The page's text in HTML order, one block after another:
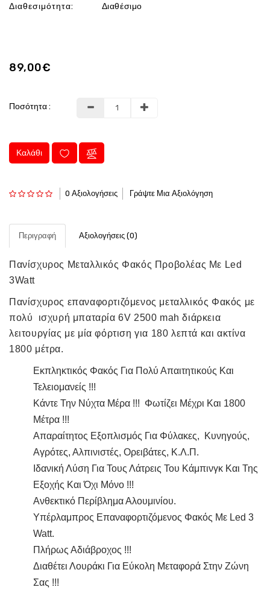
Διαθεσιμότητα:
Διαθέσιμο
89,00€
Ποσότητα :
Καλάθι
0 Αξιολογήσεις Γράψτε Μια Αξιολόγηση
Περιγραφή Αξιολογήσεις (0)
Πανίσχυρος Μεταλλικός Φακός Προβολέας Με Led
3Watt
Πανίσχυρος επαναφορτιζόμενος μεταλλικός Φακός με
πολύ ισχυρή μπαταρία 6V 2500 mah διάρκεια
λειτουργίας με μία φόρτιση για 180 λεπτά και ακτίνα
1800 μέτρα.
Εκπληκτικός Φακός Για Πολύ Απαιτητικούς Και
Τελειομανείς !!!
Κάντε Την Νύχτα Μέρα !!! Φωτίζει Μέχρι Και 1800
Μέτρα !!!
Απαραίτητος Εξοπλισμός Για Φύλακες, Κυνηγούς,
Αγρότες, Αλπινιστές, Ορειβάτες, Κ.λ.π.
Ιδανική Λύση Για Τους Λάτρεις Του Κάμπινγκ Και Της
Εξοχής Και Όχι Μόνο !!!
Ανθεκτικό Περίβλημα Αλουμινίου.
Υπέρλαμπρος Επαναφορτιζόμενος Φακός Με Led 3
Watt.
Πλήρως Αδιάβροχος !!!
Διαθέτει Λουράκι Για Εύκολη Μεταφορά Στην Ζώνη
Σας !!!